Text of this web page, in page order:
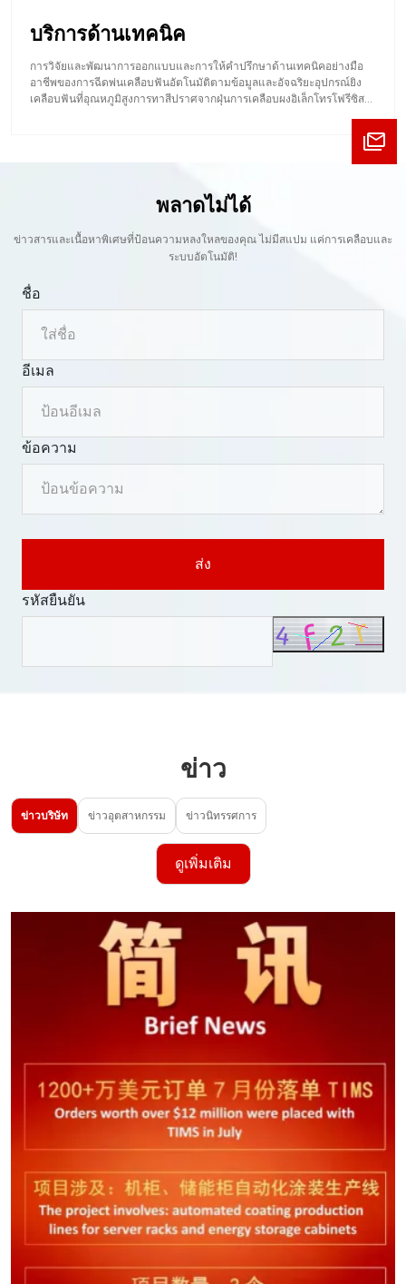
บริการด้านเทคนิค
การวิจัยและพัฒนาการออกแบบและการให้คําปรึกษาด้านเทคนิคอย่างมือ
อาชีพของการฉีดพ่นเคลือบฟันอัตโนมัติตามข้อมูลและอัจฉริยะอุปกรณ์ยิง
เคลือบฟันที่อุณหภูมิสูงการทาสีปราศจากฝุ่นการเคลือบผงอิเล็กโทรโฟรีซิส
พลาดไม่ได้
ข่าวสารและเนื้อหาพิเศษที่ป้อนความหลงใหลของคุณ ไม่มีสแปม แค่การเคลือบและ
ระบบอัตโนมัติ!
ชื่อ
อีเมล
ข้อความ
ส่ง
รหัสยืนยัน
ข่าว
ข่าวบริษัท ข่าวอุตสาหกรรม ข่าวนิทรรศการ
ดูเพิ่มเติม